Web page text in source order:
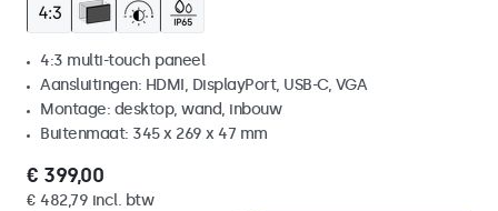
4:3 multi-touch paneel
Aansluitingen: HDMI, DisplayPort, USB-C, VGA
Montage: desktop, wand, inbouw
Buitenmaat: 345 x 269 x 47 mm
€ 399,00
€ 482,79 incl. btw